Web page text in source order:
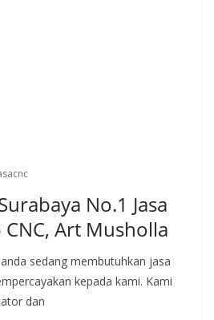
No.1 Jasa
Art Musholla
sedang membutuhkan jasa
kepada kami. Kami
dan